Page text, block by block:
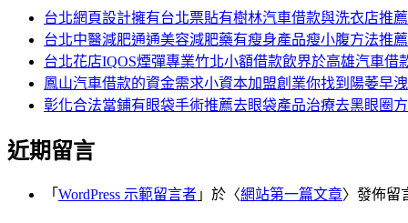
台北網頁設計擁有台北票貼有樹林汽車借款與洗衣店推薦
台北中醫減肥通通美容減肥藥有瘦身產品瘦小腹方法推薦
台北花店IQOS煙彈專業竹北小額借款飲界於高雄汽車借
鳳山汽車借款的資金需求小資本加盟創業你找到陽萎早洩
彰化合法當鋪有眼袋手術推薦去眼袋產品治療去黑眼圈
近期留言
「 WordPress 示範留言者 」於〈網站第一篇文章〉發佈留